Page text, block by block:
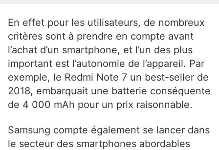
En effet pour les utilisateurs, de nombreux
critères sont à prendre en compte avant
l’achat d’un smartphone, et l’un des plus
important est l’autonomie de l’appareil. Par
exemple, le Redmi Note 7 un best-seller de
2018, embarquait une batterie conséquente
de 4 000 mAh pour un prix raisonnable.
Samsung compte également se lancer dans
le secteur des smartphones abordables